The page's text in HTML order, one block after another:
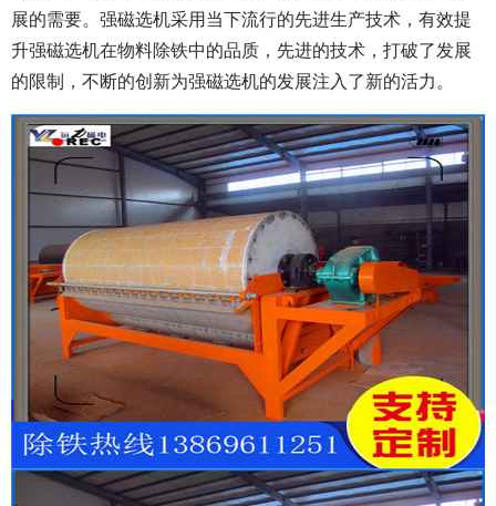
展的需要。强磁选机采用当下流行的先进生产技术，有效提
升强磁选机在物料除铁中的品质，先进的技术，打破了发展
的限制，不断的创新为强磁选机的发展注入了新的活力。